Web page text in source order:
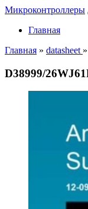
Микроконтроллеры
Главная
Главная » datasheet »
D38999/